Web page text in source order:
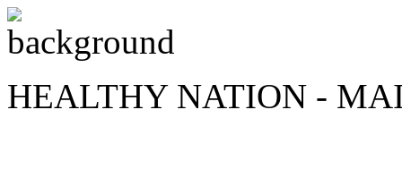
HEALTHY NATION -